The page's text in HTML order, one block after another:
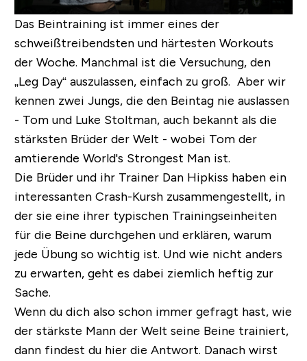
Das Beintraining ist immer eines der
schweißtreibendsten und härtesten Workouts
der Woche. Manchmal ist die Versuchung, den
„Leg Day“ auszulassen, einfach zu groß. Aber wir
kennen zwei Jungs, die den Beintag nie auslassen
- Tom und Luke Stoltman, auch bekannt als die
stärksten Brüder der Welt - wobei Tom der
amtierende World's Strongest Man ist.
Die Brüder und ihr Trainer Dan Hipkiss haben ein
interessanten Crash-Kursh zusammengestellt, in
der sie eine ihrer typischen Trainingseinheiten
für die Beine durchgehen und erklären, warum
jede Übung so wichtig ist. Und wie nicht anders
zu erwarten, geht es dabei ziemlich heftig zur
Sache.
Wenn du dich also schon immer gefragt hast, wie
der stärkste Mann der Welt seine Beine trainiert,
dann findest du hier die Antwort. Danach wirst